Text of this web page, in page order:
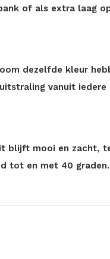
of als extra laag
dezelfde kleur
vanuit iedere
blijft mooi en zacht,
tot en met 40 graden.